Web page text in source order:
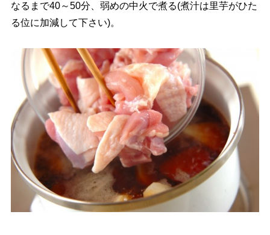
なるまで40～50分、弱めの中火で煮る(煮汁は里芋がひた
る位に加減して下さい)。